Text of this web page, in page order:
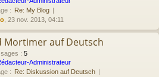
: Re: My Blog
, 23 nov. 2013, 04:11
Mortimer auf Deutsch
: 5
Administrateur
: Re: Diskussion auf Deutsch